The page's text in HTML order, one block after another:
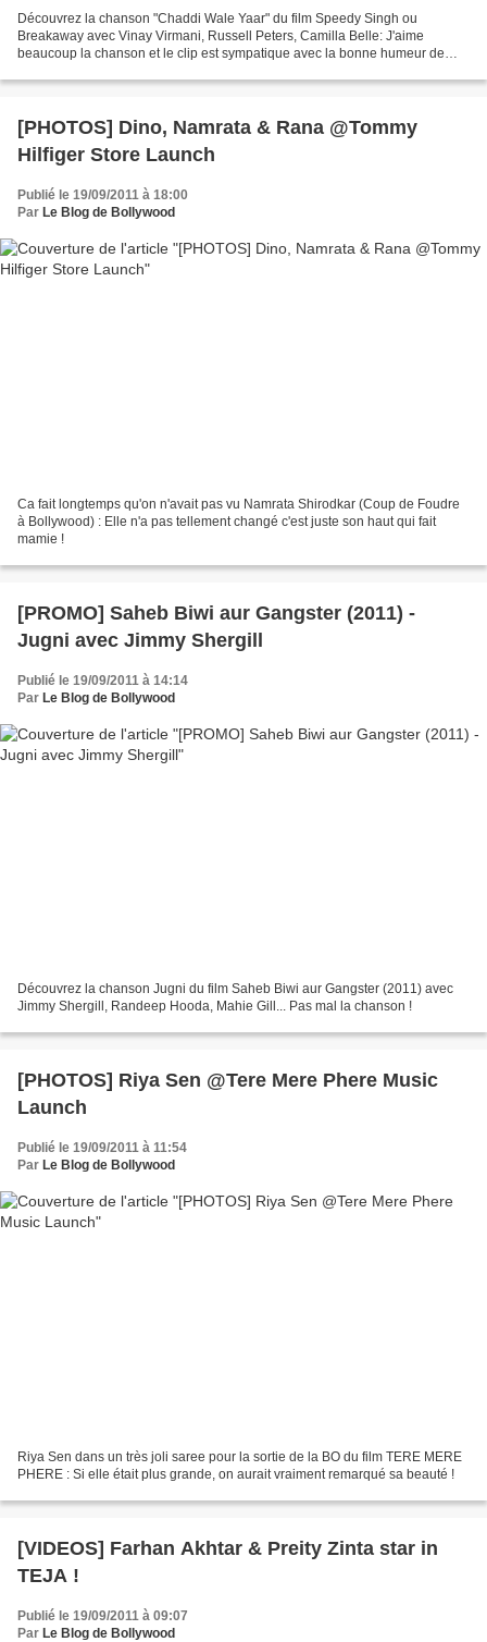
Découvrez la chanson "Chaddi Wale Yaar" du film Speedy Singh ou
Breakaway avec Vinay Virmani, Russell Peters, Camilla Belle: J'aime
beaucoup la chanson et le clip est sympatique avec la bonne humeur de
[PHOTOS] Dino, Namrata & Rana @Tommy
Hilfiger Store Launch
Publié le 19/09/2011 à 18:00
Par Le Blog de Bollywood
Ca fait longtemps qu'on n'avait pas vu Namrata Shirodkar (Coup de Foudre
à Bollywood) : Elle n'a pas tellement changé c'est juste son haut qui fait
mamie !
[PROMO] Saheb Biwi aur Gangster (2011) -
Jugni avec Jimmy Shergill
Publié le 19/09/2011 à 14:14
Par Le Blog de Bollywood
Découvrez la chanson Jugni du film Saheb Biwi aur Gangster (2011) avec
Jimmy Shergill, Randeep Hooda, Mahie Gill... Pas mal la chanson !
[PHOTOS] Riya Sen @Tere Mere Phere Music
Launch
Publié le 19/09/2011 à 11:54
Par Le Blog de Bollywood
Riya Sen dans un très joli saree pour la sortie de la BO du film TERE MERE
PHERE : Si elle était plus grande, on aurait vraiment remarqué sa beauté !
[VIDEOS] Farhan Akhtar & Preity Zinta star in
TEJA !
Publié le 19/09/2011 à 09:07
Par Le Blog de Bollywood